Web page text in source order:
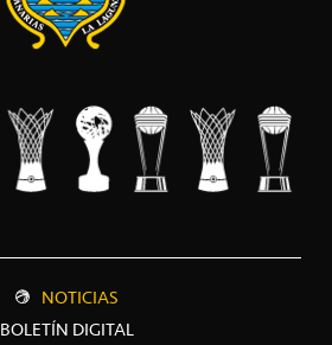
NOTICIAS
BOLETÍN DIGITAL